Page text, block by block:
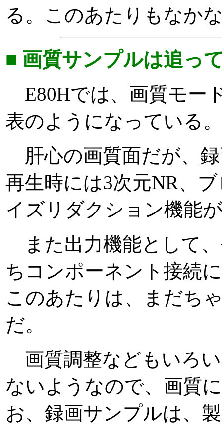
る。このあたりもなか
■ 画質サンプルは追っ
E80Hでは、画質モー
表のようになっている。
肝心の画質面だが、
再生時には3次元NR、
イズリダクション機能
また出力機能として
ちコンポーネント接続
このあたりは、まだち
だ。
画質調整などもいろ
ないようなので、画質
お、録画サンプルは、